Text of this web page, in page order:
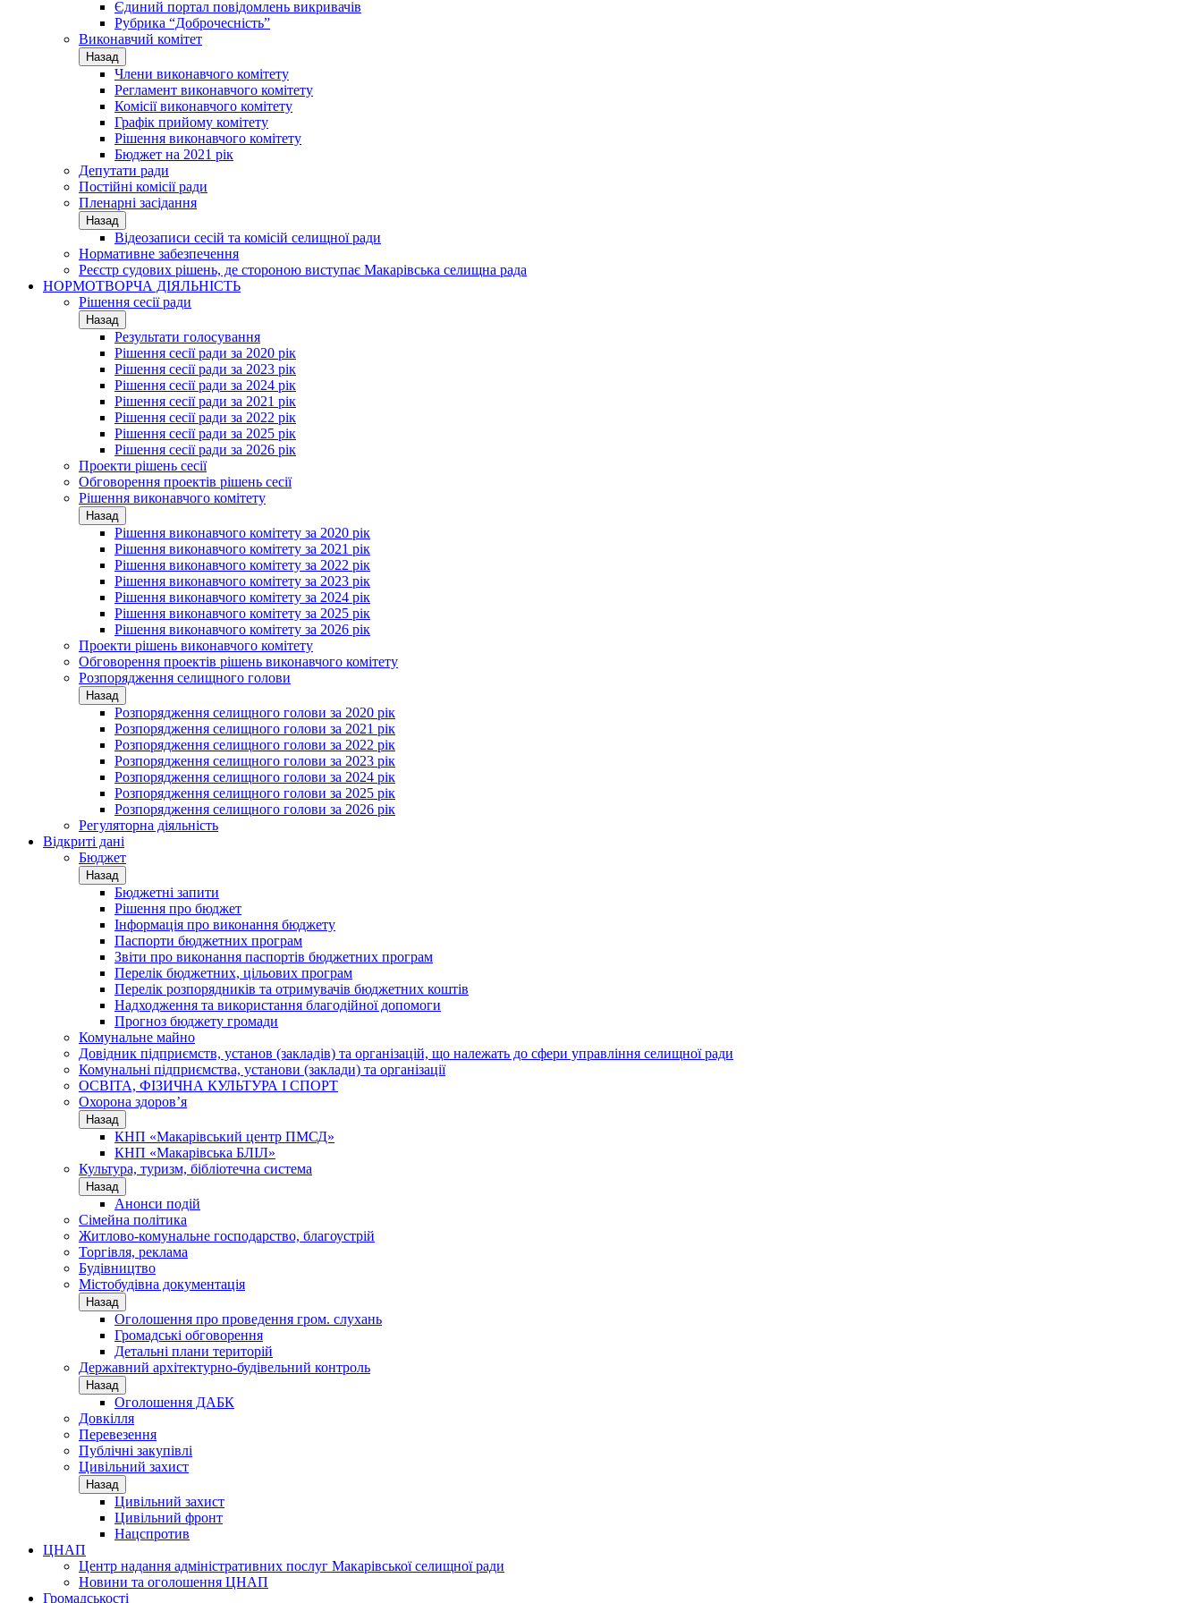
Єдиний портал повідомлень викривачів
Рубрика “Доброчесність”
Виконавчий комітет
Назад
Члени виконавчого комітету
Регламент виконавчого комітету
Комісії виконавчого комітету
Графік прийому комітету
Рішення виконавчого комітету
Бюджет на 2021 рік
Депутати ради
Постійні комісії ради
Пленарні засідання
Назад
Відеозаписи сесій та комісій селищної ради
Нормативне забезпечення
Реєстр судових рішень, де стороною виступає Макарівська селищна рада
НОРМОТВОРЧА ДІЯЛЬНІСТЬ
Рішення сесії ради
Назад
Результати голосування
Рішення сесії ради за 2020 рік
Рішення сесії ради за 2023 рік
Рішення сесії ради за 2024 рік
Рішення сесії ради за 2021 рік
Рішення сесії ради за 2022 рік
Рішення сесії ради за 2025 рік
Рішення сесії ради за 2026 рік
Проекти рішень сесії
Обговорення проектів рішень сесії
Рішення виконавчого комітету
Назад
Рішення виконавчого комітету за 2020 рік
Рішення виконавчого комітету за 2021 рік
Рішення виконавчого комітету за 2022 рік
Рішення виконавчого комітету за 2023 рік
Рішення виконавчого комітету за 2024 рік
Рішення виконавчого комітету за 2025 рік
Рішення виконавчого комітету за 2026 рік
Проекти рішень виконавчого комітету
Обговорення проектів рішень виконавчого комітету
Розпорядження селищного голови
Назад
Розпорядження селищного голови за 2020 рік
Розпорядження селищного голови за 2021 рік
Розпорядження селищного голови за 2022 рік
Розпорядження селищного голови за 2023 рік
Розпорядження селищного голови за 2024 рік
Розпорядження селищного голови за 2025 рік
Розпорядження селищного голови за 2026 рік
Регуляторна діяльність
Відкриті дані
Бюджет
Назад
Бюджетні запити
Рішення про бюджет
Інформація про виконання бюджету
Паспорти бюджетних програм
Звіти про виконання паспортів бюджетних програм
Перелік бюджетних, цільових програм
Перелік розпорядників та отримувачів бюджетних коштів
Надходження та використання благодійної допомоги
Прогноз бюджету громади
Комунальне майно
Довідник підприємств, установ (закладів) та організацій, що належать до сфери управління селищної ради
Комунальні підприємства, установи (заклади) та організації
ОСВІТА, ФІЗИЧНА КУЛЬТУРА І СПОРТ
Охорона здоров’я
Назад
КНП «Макарівський центр ПМСД»
КНП «Макарівська БЛІЛ»
Культура, туризм, бібліотечна система
Назад
Анонси подій
Сімейна політика
Житлово-комунальне господарство, благоустрій
Торгівля, реклама
Будівництво
Містобудівна документація
Назад
Оголошення про проведення гром. слухань
Громадські обговорення
Детальні плани територій
Державний архітектурно-будівельний контроль
Назад
Оголошення ДАБК
Довкілля
Перевезення
Публічні закупівлі
Цивільний захист
Назад
Цивільний захист
Цивільний фронт
Нацспротив
ЦНАП
Центр надання адміністративних послуг Макарівської селищної ради
Новини та оголошення ЦНАП
Громадськості